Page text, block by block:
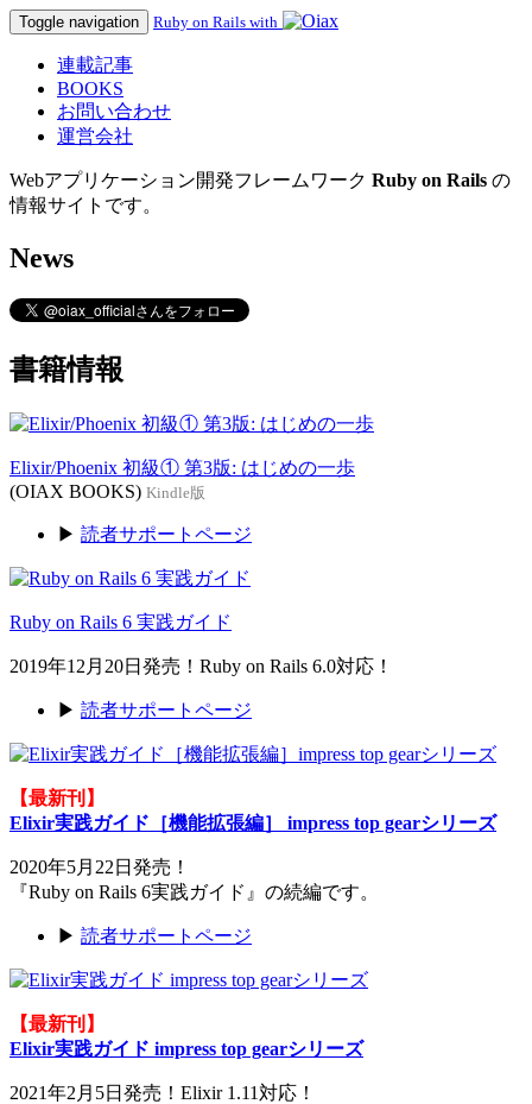
Toggle navigation Ruby on Rails with
連載記事
BOOKS
お問い合わせ
運営会社
Webアプリケーション開発フレームワーク Ruby on Rails の
情報サイトです。
News
書籍情報
Elixir/Phoenix 初級① 第3版: はじめの一歩
(OIAX BOOKS) Kindle版
▶ 読者サポートページ
Ruby on Rails 6 実践ガイド
2019年12月20日発売！Ruby on Rails 6.0対応！
▶ 読者サポートページ
【最新刊】
Elixir実践ガイド［機能拡張編］ impress top gearシリーズ
2020年5月22日発売！
『Ruby on Rails 6実践ガイド』の続編です。
▶ 読者サポートページ
【最新刊】
Elixir実践ガイド impress top gearシリーズ
2021年2月5日発売！Elixir 1.11対応！